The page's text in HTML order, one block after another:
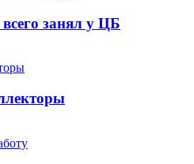
занял у ЦБ